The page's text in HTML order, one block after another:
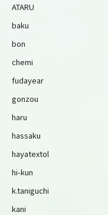
ATARU
baku
bon
chemi
fudayear
gonzou
haru
hassaku
hayatextol
hi-kun
k.taniguchi
kani